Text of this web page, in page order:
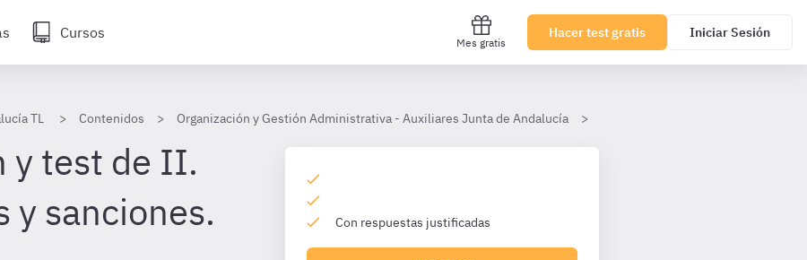
Cursos
Mes gratis
Hacer test gratis Iniciar Sesión
TL Contenidos Organización y Gestión Administrativa - Auxiliares Junta de Andalucía
y test de II.
y sanciones.
Con respuestas justificadas